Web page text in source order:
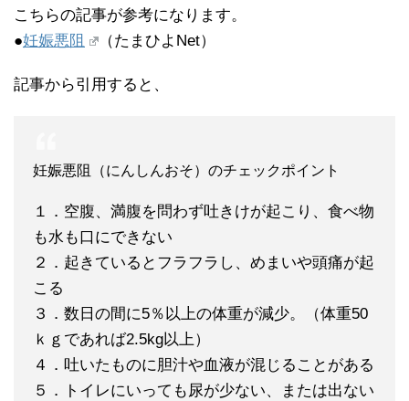
こちらの記事が参考になります。
●妊娠悪阻 （たまひよNet）
記事から引用すると、
妊娠悪阻（にんしんおそ）のチェックポイント
１．空腹、満腹を問わず吐きけが起こり、食べ物
も水も口にできない
２．起きているとフラフラし、めまいや頭痛が起
こる
３．数日の間に5％以上の体重が減少。（体重50
ｋｇであれば2.5kg以上）
４．吐いたものに胆汁や血液が混じることがある
５．トイレにいっても尿が少ない、または出ない